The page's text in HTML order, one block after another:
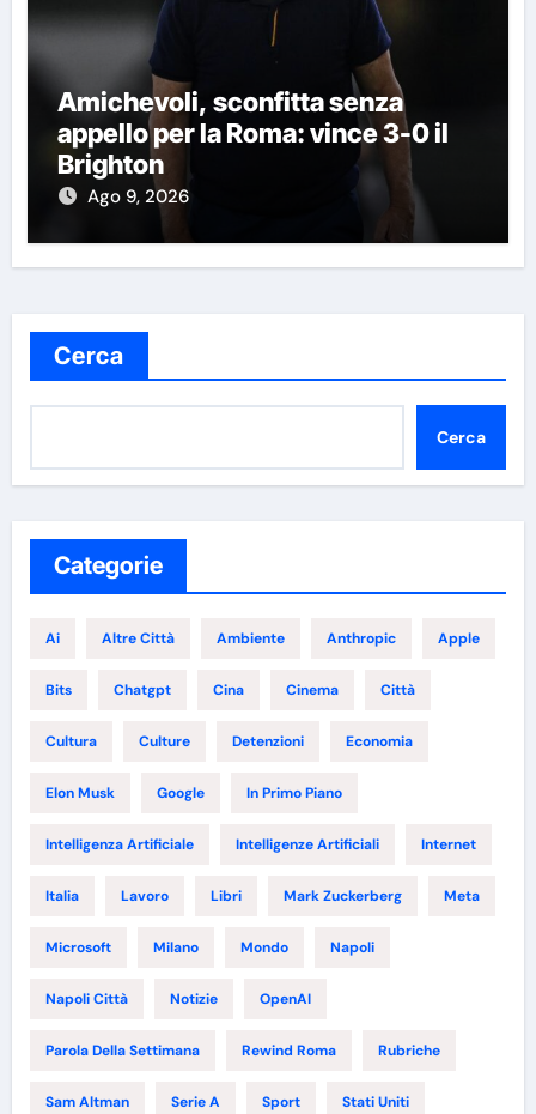
Amichevoli, sconfitta senza
appello per la Roma: vince 3-0 il
Brighton
Ago 9, 2026
Cerca
Cerca
Categorie
Ai Altre Città Ambiente Anthropic Apple
Bits Chatgpt Cina Cinema Città
Cultura Culture Detenzioni Economia
Elon Musk Google In Primo Piano
Intelligenza Artificiale Intelligenze Artificiali Internet
Italia Lavoro Libri Mark Zuckerberg Meta
Microsoft Milano Mondo Napoli
Napoli Città Notizie OpenAI
Parola Della Settimana Rewind Roma Rubriche
Sam Altman Serie A Sport Stati Uniti